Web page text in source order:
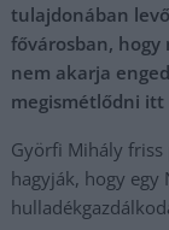
tulajdonában
fővárosban,
nem akarja
megismétlődni itt
Györfi Mihály friss
hagyják, hogy egy